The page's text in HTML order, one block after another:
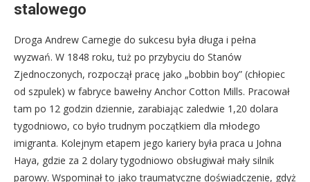
stalowego
Droga Andrew Carnegie do sukcesu była długa i pełna
wyzwań. W 1848 roku, tuż po przybyciu do Stanów
Zjednoczonych, rozpoczął pracę jako „bobbin boy” (chłopiec
od szpulek) w fabryce bawełny Anchor Cotton Mills. Pracował
tam po 12 godzin dziennie, zarabiając zaledwie 1,20 dolara
tygodniowo, co było trudnym początkiem dla młodego
imigranta. Kolejnym etapem jego kariery była praca u Johna
Haya, gdzie za 2 dolary tygodniowo obsługiwał mały silnik
parowy. Wspominał to jako traumatyczne doświadczenie, gdyż